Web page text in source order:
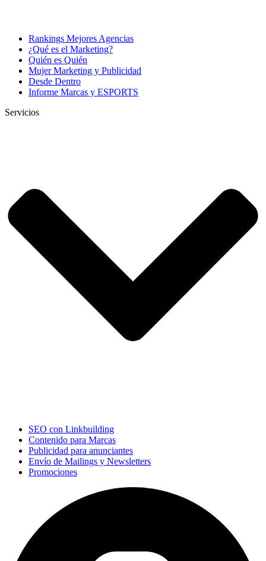
Rankings Mejores Agencias
¿Qué es el Marketing?
Quién es Quién
Mujer Marketing y Publicidad
Desde Dentro
Informe Marcas y ESPORTS
Servicios
SEO con Linkbuilding
Contenido para Marcas
Publicidad para anunciantes
Envío de Mailings y Newsletters
Promociones